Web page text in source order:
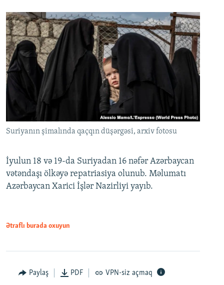
Suriyanın şimalında qaçqın düşərgəsi, arxiv fotosu
İyulun 18 və 19-da Suriyadan 16 nəfər Azərbaycan
vətəndaşı ölkəyə repatriasiya olunub. Məlumatı
Azərbaycan Xarici İşlər Nazirliyi yayıb.
Ətraflı burada oxuyun
Paylaş PDF VPN-siz açmaq